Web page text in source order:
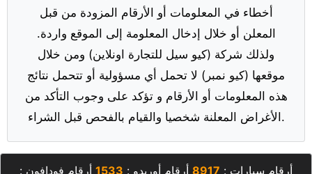
أخطاء في المعلومات أو الأرقام المزودة من قبل
المعلن أو خلال إدخال المعلومة إلى الموقع واردة.
ولذلك شركة (كيو سيل للتجارة اونلاين) ومن خلال
موقعها (كيو نمبر) لا تحمل أي مسؤولية أو تتحمل نتائج
هذه المعلومات أو الأرقام و تؤكد على وجوب التأكد من
الأغراض المعلنة شخصيا والقيام بالفحص قبل الشراء.
أرقام سيارات : 8917 أرقام أوريدو : 1533 أرقام فودافون :